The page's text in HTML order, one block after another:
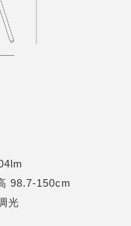
98.7-150cm
光